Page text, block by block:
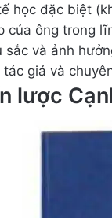
học đặc biệt
của ông trong
sắc và ảnh
giả và
lược